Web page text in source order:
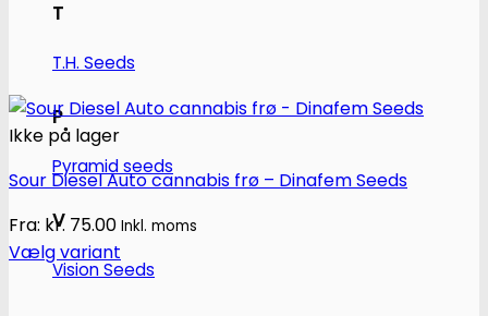
T
T.H. Seeds
P
Pyramid seeds
V
Vision Seeds
Ikke på lager
Sour Diesel Auto cannabis frø – Dinafem Seeds
Fra: kr. 75.00 Inkl. moms
Vælg variant
Dette